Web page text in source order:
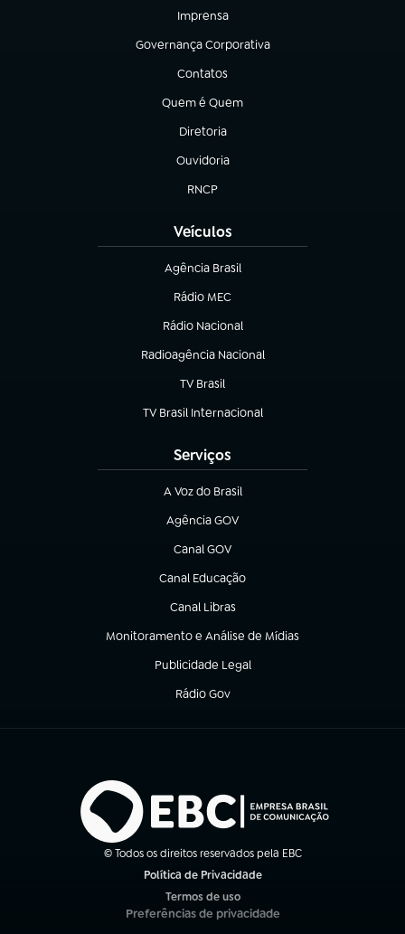
Imprensa
(abre em nova aba)
Governança Corporativa
(abre em nova aba)
Contatos
(abre em nova aba)
Quem é Quem
(abre em nova aba)
Diretoria
(abre em nova aba)
Ouvidoria
(abre em nova aba)
RNCP
(abre em nova aba)
Veículos
Agência Brasil
(abre em nova aba)
Rádio MEC
(abre em nova aba)
Rádio Nacional
Radioagência Nacional
(abre em nova aba)
TV Brasil
(abre em nova aba)
TV Brasil Internacional
(abre em nova aba)
Serviços
A Voz do Brasil
(abre em nova aba)
Agência GOV
(abre em nova aba)
Canal GOV
(abre em nova aba)
Canal Educação
(abre em nova aba)
Canal Libras
(abre em nova aba)
Monitoramento e Análise de Mídias
(abre em nova aba)
Publicidade Legal
(abre em nova aba)
Rádio Gov
(abre em nova aba)
© Todos os direitos reservados pela EBC
Política de Privacidade
Termos de uso
(abre em nova aba)
Preferências de privacidade